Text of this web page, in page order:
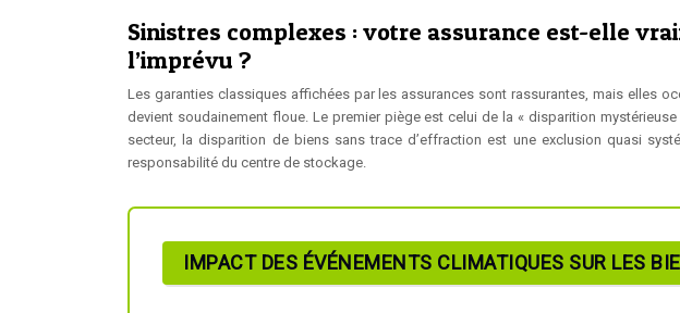
Sinistres complexes : votre assurance est-elle
l’imprévu ?
Les garanties classiques affichées par les assurances sont rassurantes, mais elles
devient soudainement floue. Le premier piège est celui de la « disparition
secteur, la disparition de biens sans trace d’effraction est une exclusion quasi
responsabilité du centre de stockage.
IMPACT DES ÉVÉNEMENTS CLIMATIQUES SUR LES